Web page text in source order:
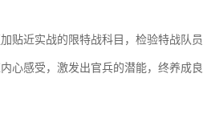
贴近实战的限特战科目，检验特战队员
心感受，激发出官兵的潜能，终养成良